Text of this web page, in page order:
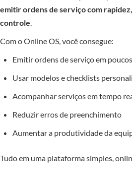
emitir ordens de serviço com
controle.
Com o Online OS, você consegue:
Emitir ordens de serviço em
Usar modelos e checklists
Acompanhar serviços em tempo
Reduzir erros de preenchimento
Aumentar a produtividade da
Tudo em uma plataforma simples,